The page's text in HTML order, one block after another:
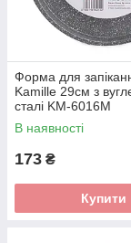
Форма для
Kamille 29см з
сталі KM-6016M
В наявності
173 ₴
Купити